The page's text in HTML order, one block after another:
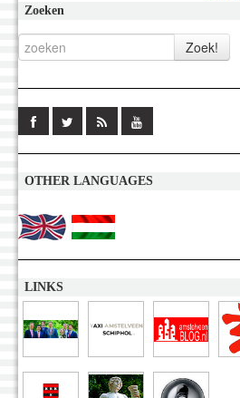
Zoeken
OTHER LANGUAGES
LINKS